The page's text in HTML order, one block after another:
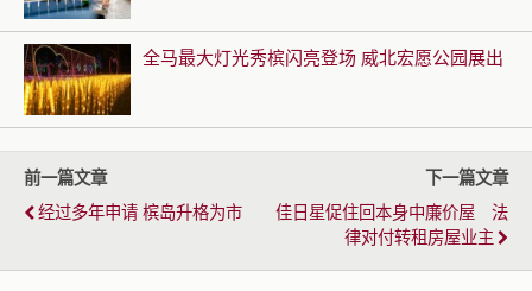
全马最大灯光秀槟闪亮登场 威北宏愿公园展出
前一篇文章
经过多年申请 槟岛升格为市
下一篇文章
佳日星促住回本身中廉价屋 法
律对付转租房屋业主